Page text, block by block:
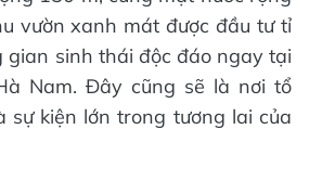
chú trọng đến từng chi tiết,